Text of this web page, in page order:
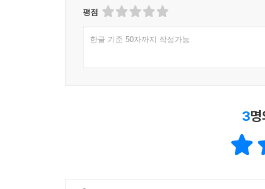
평점
한글 기준 50자까지 작성가능
3